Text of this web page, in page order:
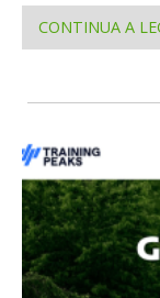
CONTINUA A